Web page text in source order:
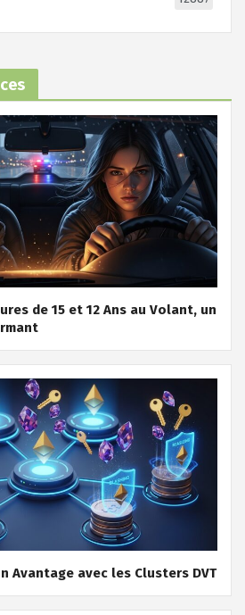
de 15 et 12 Ans au Volant, un
Avantage avec les Clusters DVT